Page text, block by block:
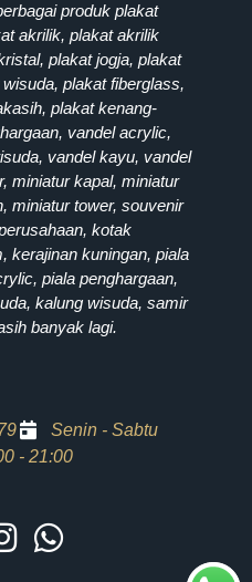
produk plakat
akrilik, plakat akrilik
plakat jogja, plakat
plakat fiberglass,
plakat kenang-
vandel acrylic,
vandel kayu, vandel
miniatur kapal, miniatur
miniatur tower, souvenir
kotak
kerajinan kuningan, piala
piala penghargaan,
kalung wisuda, samir
banyak lagi.
Senin - Sabtu
- 21:00